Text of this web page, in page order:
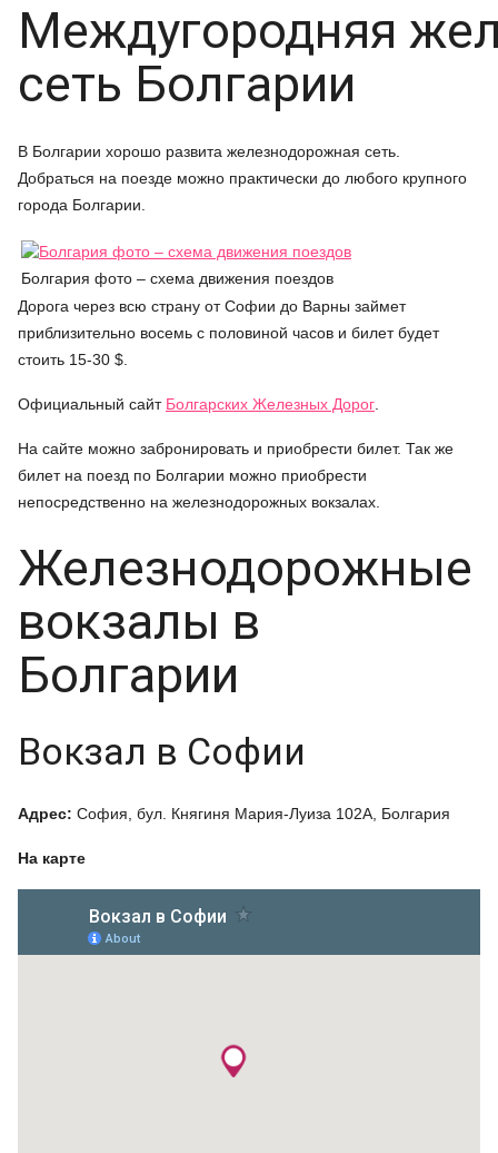
Междугородняя
сеть Болгарии
В Болгарии хорошо развита железнодорожная сеть.
Добраться на поезде можно практически до любого крупного
города Болгарии.
Болгария фото – схема движения поездов
Дорога через всю страну от Софии до Варны займет
приблизительно восемь с половиной часов и билет будет
стоить 15-30 $.
Официальный сайт Болгарских Железных Дорог
На сайте можно забронировать и приобрести билет. Так же
билет на поезд по Болгарии можно приобрести
непосредственно на железнодорожных вокзалах.
Железнодорожные
вокзалы в
Болгарии
Вокзал в Софии
Адрес: София, бул. Княгиня Мария-Луиза 102А, Болгария
На карте